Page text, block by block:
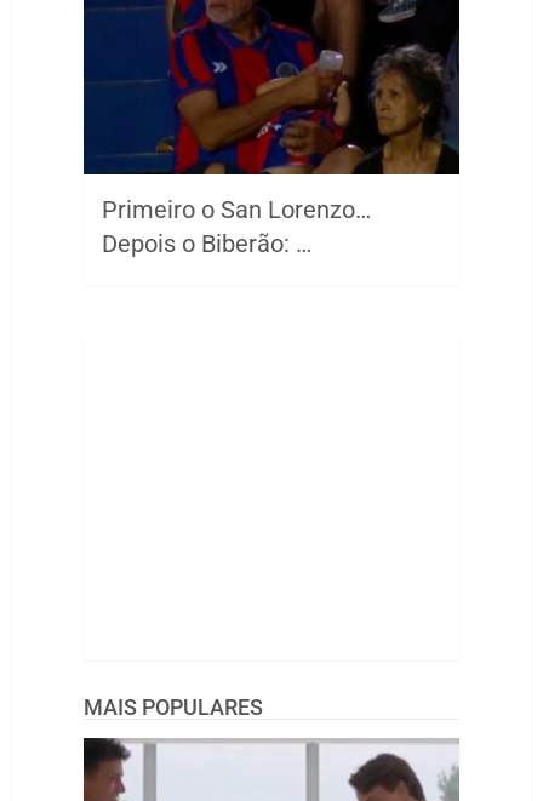
Primeiro o San Lorenzo…
Depois o Biberão: …
MAIS POPULARES